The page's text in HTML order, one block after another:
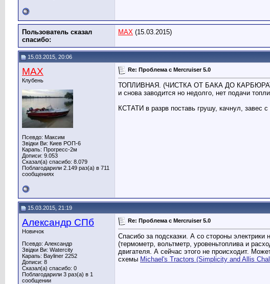
Пользователь сказал
cпасибо:
MAX (15.03.2015)
15.03.2015, 20:06
MAX
Клубень
Псевдо: Максим
Звідки Ви: Киев РОП-6
Карапь: Прогресс-2м
Дописи: 9.053
Сказал(а) спасибо: 8.079
Поблагодарили 2.149 раз(а) в 711
сообщениях
Re: Проблема с Mercruiser 5.0
ТОПЛИВНАЯ. (ЧИСТКА ОТ БАКА ДО КАРБЮРАТОРА,
и снова заводится но недолго, нет подачи
КСТАТИ в разрв поставь грушу, качнул, завес
15.03.2015, 21:19
Александр СПб
Новичок
Псевдо: Александр
Звідки Ви: Watercity
Карапь: Bayliner 2252
Дописи: 8
Сказал(а) спасибо: 0
Поблагодарили 3 раз(а) в 1
сообщении
Re: Проблема с Mercruiser 5.0
Спасибо за подсказки. А со стороны
(термометр, вольтметр, уровеньтоплива и
двигателя. А сейчас этого не происходит.
схемы Michael's Tractors (Simplicity and Allis